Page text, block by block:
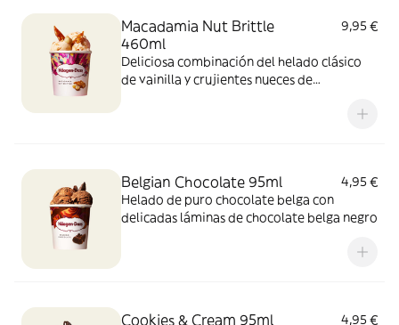
Macadamia Nut Brittle
460ml
9,95 €
Deliciosa combinación del helado clásico
de vainilla y crujientes nueces de
Belgian Chocolate 95ml
4,95 €
Helado de puro chocolate belga con
delicadas láminas de chocolate belga negro
Cookies & Cream 95ml 4,95 €